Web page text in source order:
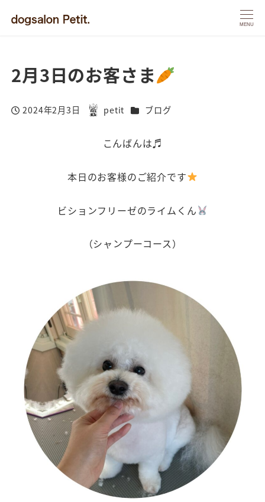
MENU
2月3日のお客さま
投稿日
2024年2月3日
著
petit カテゴリー
ブログ
こんばんは♬
本日のお客様のご紹介です
ビションフリーゼのライムくん
（シャンプーコース）